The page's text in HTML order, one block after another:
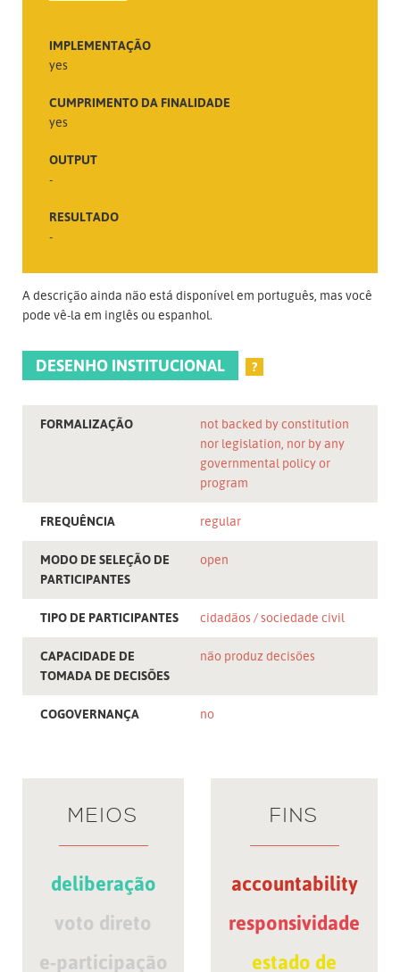
IMPLEMENTAÇÃO
yes
CUMPRIMENTO DA FINALIDADE
yes
OUTPUT
-
RESULTADO
-
A descrição ainda não está disponível em português, mas você
pode vê-la em inglês ou espanhol.
DESENHO INSTITUCIONAL ?
FORMALIZAÇÃO
not backed by constitution
nor legislation, nor by any
governmental policy or
program
FREQUÊNCIA regular
MODO DE SELEÇÃO DE
PARTICIPANTES
open
TIPO DE PARTICIPANTES cidadãos sociedade civil
CAPACIDADE DE
TOMADA DE DECISÕES
não produz decisões
COGOVERNANÇA no
MEIOS
deliberação
voto direto
e-participação
FINS
accountability
responsividade
estado de